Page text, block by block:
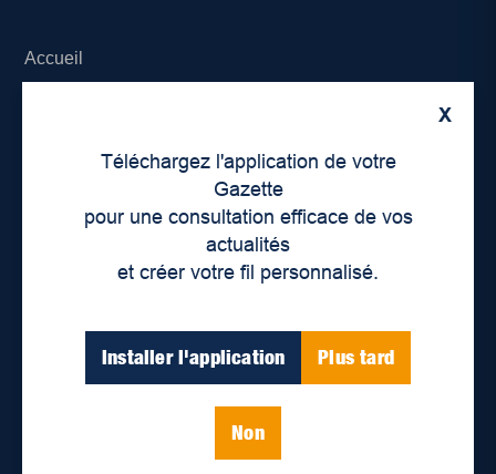
X
Téléchargez l'application de votre
Gazette
pour une consultation efficace de vos
actualités
et créer votre fil personnalisé.
Installer l'application Plus tard
Non
Accueil
Déontologie et confidentialité
Devenir partenaire
Lieux de distribution